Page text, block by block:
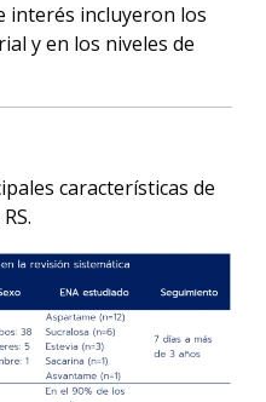
interés incluyeron los
y en los niveles de
características de